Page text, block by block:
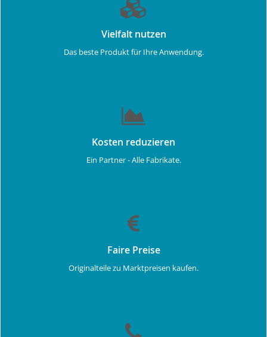
Vielfalt nutzen
Das beste Produkt für Ihre Anwendung.
Kosten reduzieren
Ein Partner - Alle Fabrikate.
Faire Preise
Originalteile zu Marktpreisen kaufen.